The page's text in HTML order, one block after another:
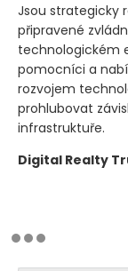
Jsou strategicky
připravené
technologickém
pomocníci a
rozvojem
prohlubovat
infrastruktuře.
Digital Realty